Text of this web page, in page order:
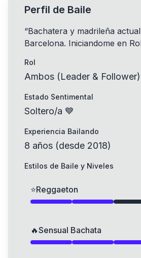
Perfil de Baile
“Bachatera y madrileña
Barcelona. Iniciandome en
Rol
Ambos (Leader & Follower)
Estado Sentimental
Soltero/a 💙
Experiencia Bailando
8 años (desde 2018)
Estilos de Baile y Niveles
⭐Reggaeton
🔥Sensual Bachata